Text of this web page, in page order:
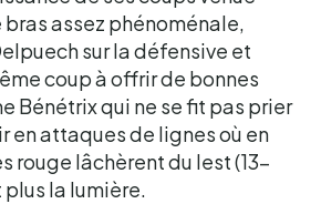
bras assez phénoménale,
sur la défensive et
coup à offrir de bonnes
Bénétrix qui ne se fit pas prier
en attaques de lignes où en
rouge lâchèrent du lest (13-
plus la lumière.